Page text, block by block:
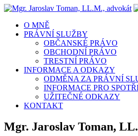
O MNĚ
PRÁVNÍ SLUŽBY
OBČANSKÉ PRÁVO
OBCHODNÍ PRÁVO
TRESTNÍ PRÁVO
INFORMACE A ODKAZY
ODMĚNA ZA PRÁVNÍ
INFORMACE PRO
UŽITEČNÉ ODKAZY
KONTAKT
Mgr. Jaroslav Toman,